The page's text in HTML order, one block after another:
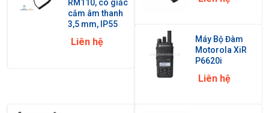
RM110, có giắc
cắm âm thanh
3,5 mm, IP55
Liên hệ
Máy Bộ Đàm
Motorola XiR
P6620i
Liên hệ